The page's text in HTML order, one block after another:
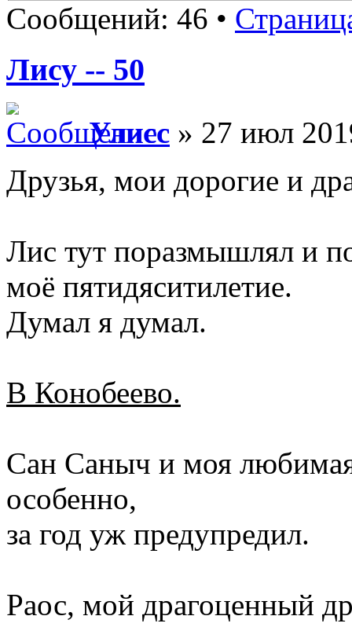
Сообщений: 46 •
Лису -- 50
Улисс » 27 июл
Друзья, мои дорогие и
Лис тут поразмышлял и
моё пятидяситилетие.
Думал я думал.
В Конобеево.
Сан Саныч и моя
особенно,
за год уж предупредил.
Раос, мой драгоценный